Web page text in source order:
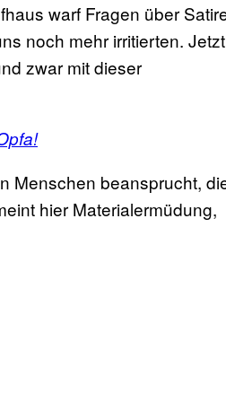
warf Fragen über
noch mehr irritierten.
zwar mit dieser
Menschen beansprucht,
hier Materialermüdung,